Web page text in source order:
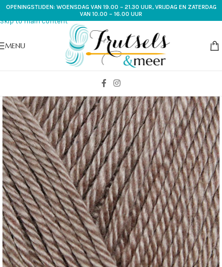
Skip to navigation
Skip to main content
OPENINGSTIJDEN: WOENSDAG VAN 19.00 – 21.30 UUR, VRIJDAG EN ZATERDAG
VAN 10.00 – 16.00 UUR
MENU